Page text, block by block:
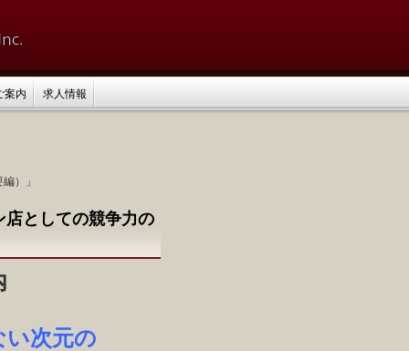
案内 求人情報
）」
店としての競争力の
い次元の